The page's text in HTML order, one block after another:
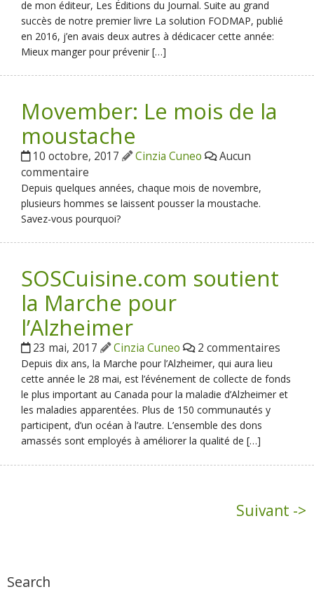
de mon éditeur, Les Éditions du Journal. Suite au grand
succès de notre premier livre La solution FODMAP, publié
en 2016, j’en avais deux autres à dédicacer cette année:
Mieux manger pour prévenir […]
Movember: Le mois de la
moustache
10 octobre, 2017 Cinzia Cuneo
Aucun
commentaire
Depuis quelques années, chaque mois de novembre,
plusieurs hommes se laissent pousser la moustache.
Savez-vous pourquoi?
SOSCuisine.com soutient
la Marche pour
l’Alzheimer
23 mai, 2017 Cinzia Cuneo 2 commentaires
Depuis dix ans, la Marche pour l’Alzheimer, qui aura lieu
cette année le 28 mai, est l’événement de collecte de fonds
le plus important au Canada pour la maladie d’Alzheimer et
les maladies apparentées. Plus de 150 communautés y
participent, d’un océan à l’autre. L’ensemble des dons
amassés sont employés à améliorer la qualité de […]
Suivant ->
Search